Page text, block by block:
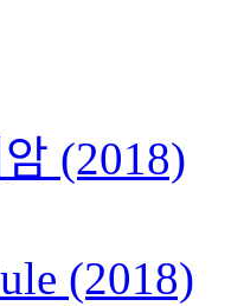
(2018)
(2018)